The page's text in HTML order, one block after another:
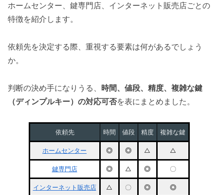
ホームセンター、鍵専門店、インターネット販売店ごとの
特徴を紹介します。
依頼先を決定する際、重視する要素は何があるでしょう
か。
判断の決め手になりうる、 時間、値段、精度、複雑な鍵
（ディンプルキー）の対応可否を表にまとめました。
依頼先 時間 値段 精度 複雑な鍵
ホームセンター ◎ ◎ △ △
鍵専門店 ◎ △ ◎ 〇
インターネット販売店 △ 〇 ◎ ◎